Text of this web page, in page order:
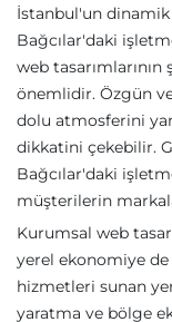
İstanbul'un dinamik
Bağcılar'daki
web
önemlidir. Özgün
dolu atmosferini
dikkatini çekebilir.
Bağcılar'daki
müşterilerin
Kurumsal web
yerel ekonomiye de
hizmetleri sunan
yaratma ve bölge